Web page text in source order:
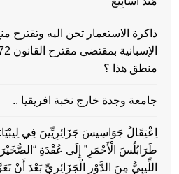
ذاكرة الاستعمار تحن اليه وتقترح
منطق هذا ؟
جامعة وجدة خارج نخبة افريقيا ..
اِعْتِقَالُ جَوَاسِيسَ جَزَائِرِيِّينَ فِي
طَرَابُلُسَ الْأَحْمَرِ” إِلَى عُقْدَةِ
اللِّيبِيُّ مِنَ الدَّوْرِ الْجَزَائِرِيِّ بَعْدَ أَنْ